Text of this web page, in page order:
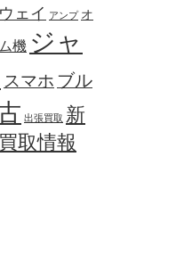
ェイ アンプ オ
機 ジャ
スマホ ブル
出張買取 新
取情報